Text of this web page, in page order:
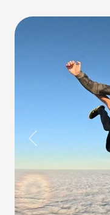
Previous